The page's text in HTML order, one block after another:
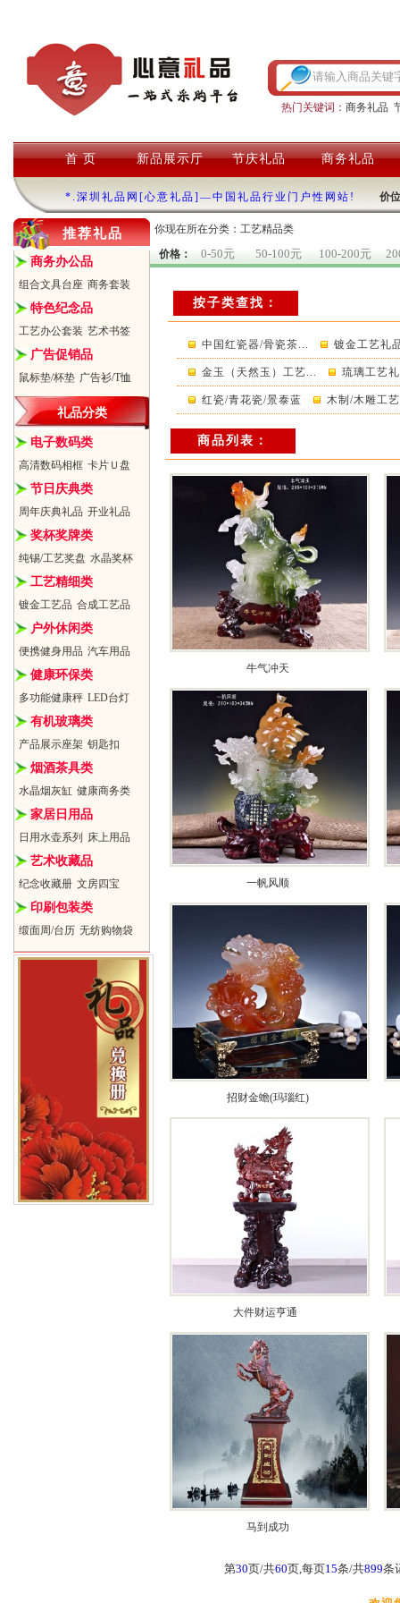
热门关键词： 商务礼品
首 页 新品展示厅 节庆礼品 商务礼品
*.深圳礼品网[心意礼品]—中国礼品行业门户性网站! 价
推荐礼品
商务办公品
组合文具台座 商务套装
特色纪念品
工艺办公套装 艺术书签
广告促销品
鼠标垫/杯垫 广告衫/T恤
礼品分类
电子数码类
高清数码相框 卡片Ｕ盘
节日庆典类
周年庆典礼品 开业礼品
奖杯奖牌类
纯锡/工艺奖盘 水晶奖杯
工艺精细类
镀金工艺品 合成工艺品
户外休闲类
便携健身用品 汽车用品
健康环保类
多功能健康秤 LED台灯
有机玻璃类
产品展示座架 钥匙扣
烟酒茶具类
水晶烟灰缸 健康商务类
家居日用品
日用水壶系列 床上用品
艺术收藏品
纪念收藏册 文房四宝
印刷包装类
缎面周/台历 无纺购物袋
你现在所在分类：工艺精品类
价格：
0-50元 50-100元 100-200元
按子类查找：
中国红瓷器/骨瓷茶... 镀金工艺礼
金玉（天然玉）工艺... 琉璃工艺
红瓷/青花瓷/景泰蓝 木制/木雕工
商品列表：
牛气冲天
一帆风顺
招财金蟾(玛瑙红)
大件财运亨通
马到成功
第30页/共60页,每页15条/共899条